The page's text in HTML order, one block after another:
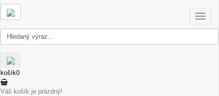
Toggle
košík0
Váš košík je prázdný!